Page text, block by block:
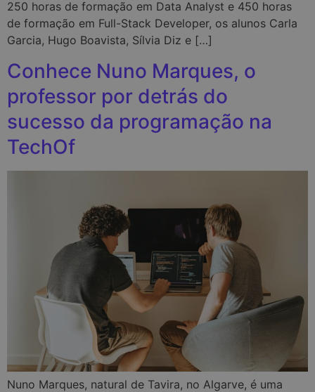
250 horas de formação em Data Analyst e 450 horas
de formação em Full-Stack Developer, os alunos Carla
Garcia, Hugo Boavista, Sílvia Diz e […]
Conhece Nuno Marques, o
professor por detrás do
sucesso da programação na
TechOf
Nuno Marques, natural de Tavira, no Algarve, é uma